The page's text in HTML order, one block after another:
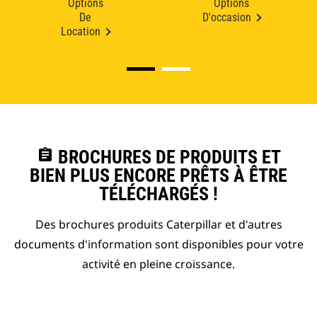
Options
De
Location
Options
D'occasion
assignment BROCHURES DE PRODUITS ET
BIEN PLUS ENCORE PRÊTS À ÊTRE
TÉLÉCHARGÉS !
Des brochures produits Caterpillar et d'autres
documents d'information sont disponibles pour votre
activité en pleine croissance.